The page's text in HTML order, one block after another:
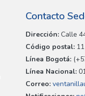
Contacto
Dirección: Calle
Código postal:
Línea Bogotá:
Línea Nacional:
Correo: